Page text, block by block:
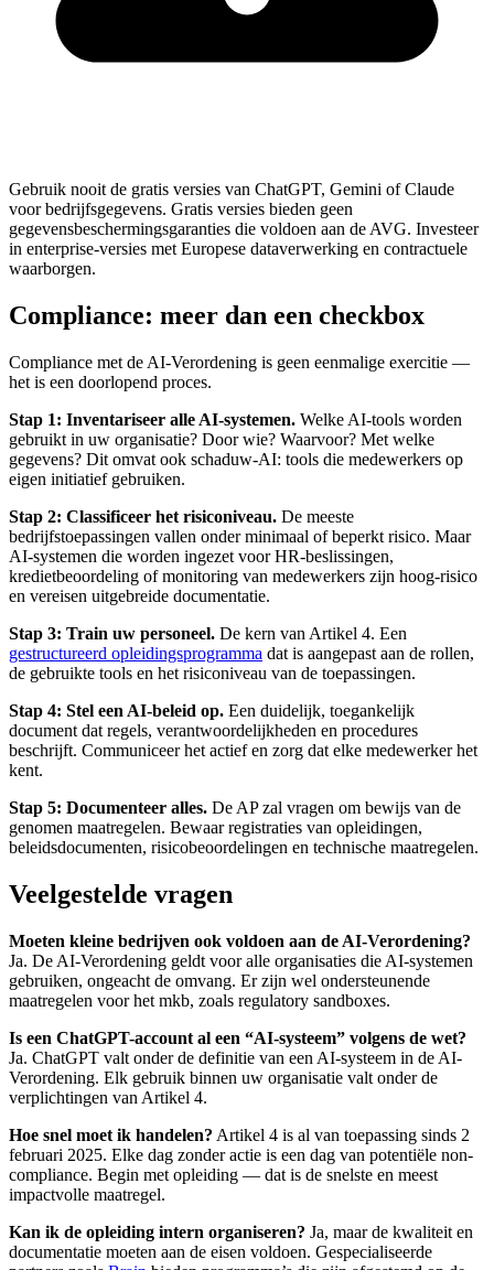
Gebruik nooit de gratis versies van ChatGPT, Gemini of Claude
voor bedrijfsgegevens. Gratis versies bieden geen
gegevensbeschermingsgaranties die voldoen aan de AVG. Investeer
in enterprise-versies met Europese dataverwerking en contractuele
waarborgen.
Compliance: meer dan een checkbox
Compliance met de AI-Verordening is geen eenmalige exercitie —
het is een doorlopend proces.
Stap 1: Inventariseer alle AI-systemen. Welke AI-tools worden
gebruikt in uw organisatie? Door wie? Waarvoor? Met welke
gegevens? Dit omvat ook schaduw-AI: tools die medewerkers op
eigen initiatief gebruiken.
Stap 2: Classificeer het risiconiveau. De meeste
bedrijfstoepassingen vallen onder minimaal of beperkt risico. Maar
AI-systemen die worden ingezet voor HR-beslissingen,
kredietbeoordeling of monitoring van medewerkers zijn hoog-risico
en vereisen uitgebreide documentatie.
Stap 3: Train uw personeel. De kern van Artikel 4. Een
gestructureerd opleidingsprogramma dat is aangepast aan de rollen,
de gebruikte tools en het risiconiveau van de toepassingen.
Stap 4: Stel een AI-beleid op. Een duidelijk, toegankelijk
document dat regels, verantwoordelijkheden en procedures
beschrijft. Communiceer het actief en zorg dat elke medewerker het
kent.
Stap 5: Documenteer alles. De AP zal vragen om bewijs van de
genomen maatregelen. Bewaar registraties van opleidingen,
beleidsdocumenten, risicobeoordelingen en technische maatregelen.
Veelgestelde vragen
Moeten kleine bedrijven ook voldoen aan de AI-Verordening?
Ja. De AI-Verordening geldt voor alle organisaties die AI-systemen
gebruiken, ongeacht de omvang. Er zijn wel ondersteunende
maatregelen voor het mkb, zoals regulatory sandboxes.
Is een ChatGPT-account al een “AI-systeem” volgens de wet?
Ja. ChatGPT valt onder de definitie van een AI-systeem in de AI-
Verordening. Elk gebruik binnen uw organisatie valt onder de
verplichtingen van Artikel 4.
Hoe snel moet ik handelen? Artikel 4 is al van toepassing sinds 2
februari 2025. Elke dag zonder actie is een dag van potentiële non-
compliance. Begin met opleiding — dat is de snelste en meest
impactvolle maatregel.
Kan ik de opleiding intern organiseren? Ja, maar de kwaliteit en
documentatie moeten aan de eisen voldoen. Gespecialiseerde